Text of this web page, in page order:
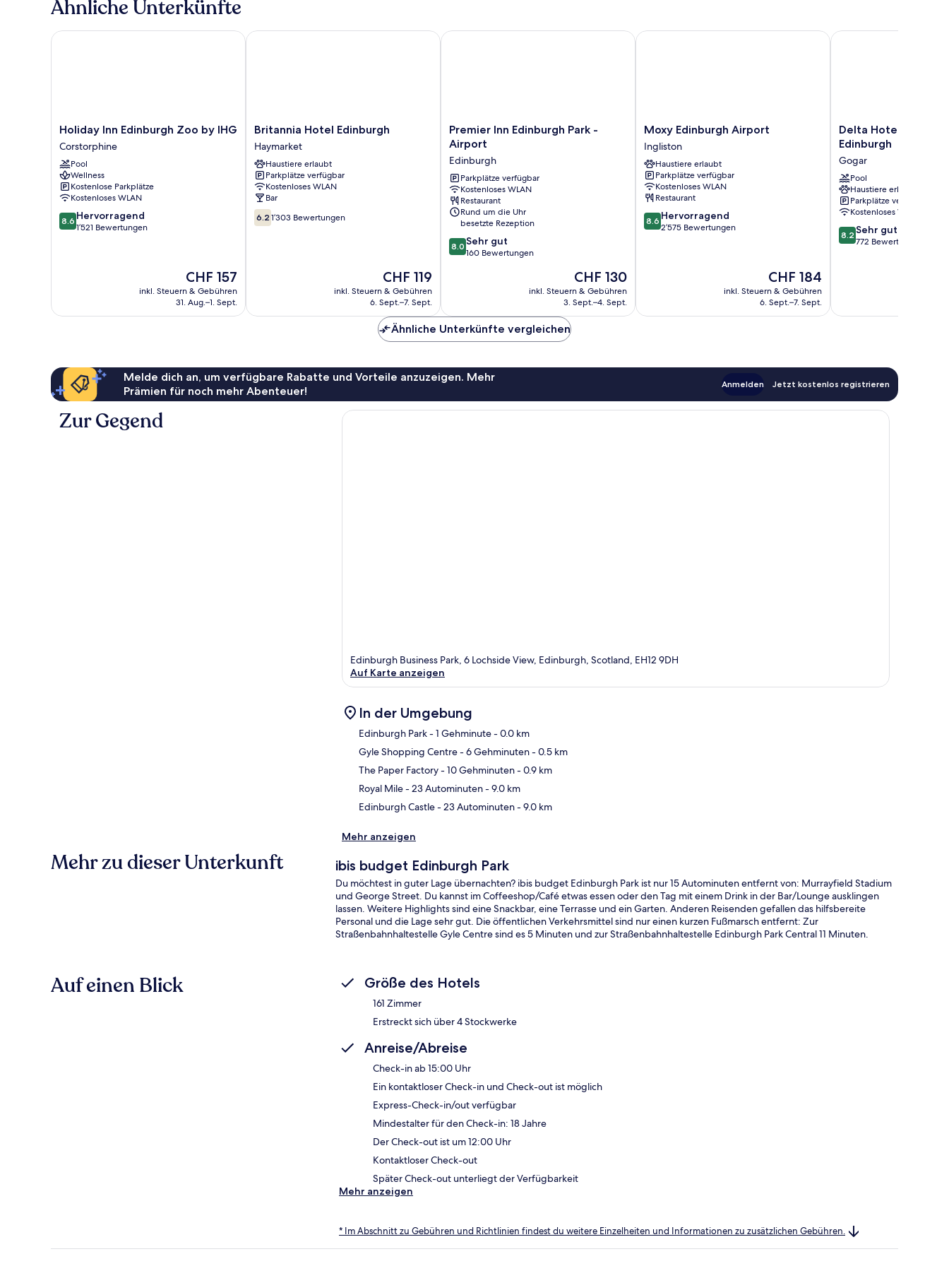
Ähnliche Unterkünfte
Holiday
Inn
Edinburgh
Zoo
by
IHG
Corstorphine
Holiday Inn Edinburgh Zoo by IHG
Corstorphine
Pool
Wellness
Kostenlose Parkplätze
Kostenloses WLAN
8.6
von
8.6 Hervorragend
1’521 Bewertungen
Der
Preis
beträgt
CHF 157
inkl. Steuern & Gebühren
31. Aug.–1. Sept.
Holiday Inn Edinburgh Zoo by IHG
Britannia
Hotel
Edinburgh
Haymarket
Britannia Hotel Edinburgh
Haymarket
Haustiere erlaubt
Parkplätze verfügbar
Kostenloses WLAN
Bar
6.2
von
6.2 1’303 Bewertungen
Der
Preis
beträgt
CHF 119
inkl. Steuern & Gebühren
6. Sept.–7. Sept.
Britannia Hotel Edinburgh
Premier
Inn
Edinburgh
Park
-
Airport
Edinburgh
Premier Inn Edinburgh Park -
Airport
Edinburgh
Parkplätze verfügbar
Kostenloses WLAN
Restaurant
Rund um die Uhr
besetzte Rezeption
8.0
von
Bewertungen
8.0 Sehr gut
160 Bewertungen
Der
Preis
beträgt
CHF 130
inkl. Steuern & Gebühren
3. Sept.–4. Sept.
Premier Inn Edinburgh Park - Airport
Moxy
Edinburgh
Airport
Ingliston
Moxy Edinburgh Airport
Ingliston
Haustiere erlaubt
Parkplätze verfügbar
Kostenloses WLAN
Restaurant
8.6
von
8.6 Hervorragend
2’575 Bewertungen
Der
Preis
beträgt
CHF 184
inkl. Steuern & Gebühren
6. Sept.–7. Sept.
Moxy Edinburgh Airport
Delta
Hotels
Marriott
Edinburgh
Gogar
Delta Hotels by
Edinburgh
Gogar
Pool
Haustiere erlaubt
Parkplätze verfügbar
Kostenloses WLAN
8.2
von
8.2 Sehr gut
772 Bewertungen
Delta Hotels by
Ähnliche Unterkünfte vergleichen
Melde dich an, um verfügbare Rabatte und Vorteile anzuzeigen. Mehr
Prämien für noch mehr Abenteuer!
Anmelden Jetzt kostenlos registrieren
Zur Gegend
Edinburgh Business Park, 6 Lochside View, Edinburgh, Scotland, EH12 9DH
Auf Karte anzeigen
In der Umgebung
Edinburgh Park- 1 Gehminute- 0.0 km
Gyle Shopping Centre- 6 Gehminuten- 0.5 km
The Paper Factory- 10 Gehminuten- 0.9 km
Royal Mile- 23 Autominuten- 9.0 km
Edinburgh Castle- 23 Autominuten- 9.0 km
Mehr anzeigen
Mehr zu dieser Unterkunft ibis budget Edinburgh Park
Du möchtest in guter Lage übernachten? ibis budget Edinburgh Park ist nur 15 Autominuten entfernt von: Murrayfield Stadium
und George Street. Du kannst im Coffeeshop/Café etwas essen oder den Tag mit einem Drink in der Bar/Lounge ausklingen
lassen. Weitere Highlights sind eine Snackbar, eine Terrasse und ein Garten. Anderen Reisenden gefallen das hilfsbereite
Personal und die Lage sehr gut. Die öffentlichen Verkehrsmittel sind nur einen kurzen Fußmarsch entfernt: Zur
Straßenbahnhaltestelle Gyle Centre sind es 5 Minuten und zur Straßenbahnhaltestelle Edinburgh Park Central 11 Minuten.
Auf einen Blick Größe des Hotels
161 Zimmer
Erstreckt sich über 4 Stockwerke
Anreise/Abreise
Check-in ab 15:00 Uhr
Ein kontaktloser Check-in und Check-out ist möglich
Express-Check-in/out verfügbar
Mindestalter für den Check-in: 18 Jahre
Der Check-out ist um 12:00 Uhr
Kontaktloser Check-out
Später Check-out unterliegt der Verfügbarkeit
Mehr anzeigen
* Im Abschnitt zu Gebühren und Richtlinien findest du weitere Einzelheiten und Informationen zu zusätzlichen Gebühren.